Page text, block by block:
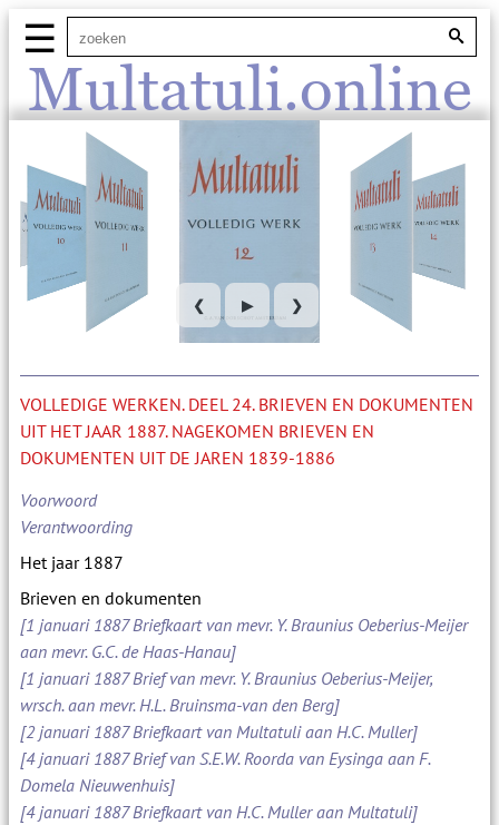
Multatuli.online
☰
❮ ▶ ❯
VOLLEDIGE WERKEN. DEEL 24. BRIEVEN EN DOKUMENTEN
UIT HET JAAR 1887. NAGEKOMEN BRIEVEN EN
DOKUMENTEN UIT DE JAREN 1839-1886
Voorwoord
Verantwoording
Het jaar 1887
Brieven en dokumenten
[1 januari 1887 Briefkaart van mevr. Y. Braunius Oeberius-Meijer
aan mevr. G.C. de Haas-Hanau]
[1 januari 1887 Brief van mevr. Y. Braunius Oeberius-Meijer,
wrsch. aan mevr. H.L. Bruinsma-van den Berg]
[2 januari 1887 Briefkaart van Multatuli aan H.C. Muller]
[4 januari 1887 Brief van S.E.W. Roorda van Eysinga aan F.
Domela Nieuwenhuis]
[4 januari 1887 Briefkaart van H.C. Muller aan Multatuli]